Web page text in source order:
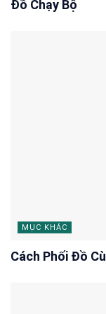
Đồ Chạy Bộ
MỤC KHÁC
Cách Phối Đồ